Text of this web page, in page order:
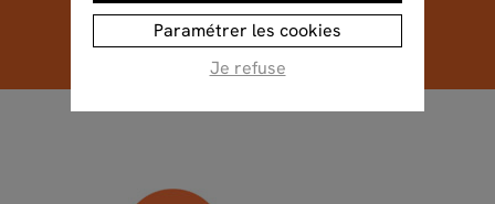
Paramétrer les cookies
Je refuse